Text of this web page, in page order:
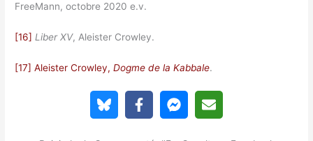
FreeMann, octobre 2020 e.v.
[16] Liber XV, Aleister Crowley.
[17] Aleister Crowley,Dogme de la Kabbale.